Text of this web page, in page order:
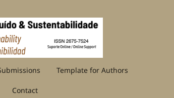
Template for Authors
Contact